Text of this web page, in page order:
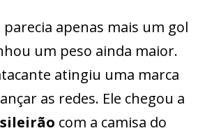
apenas mais um gol
um peso ainda maior.
atingiu uma marca
as redes. Ele chegou a
com a camisa do